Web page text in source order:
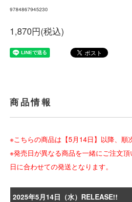
9784867945230
1,870円(税込)
商品情報
※こちらの商品は【5月14日】以降、順
※発売日が異なる商品を一緒にご注文
日に合わせての発送となります。
2025年5月14日（水）RELEASE!!